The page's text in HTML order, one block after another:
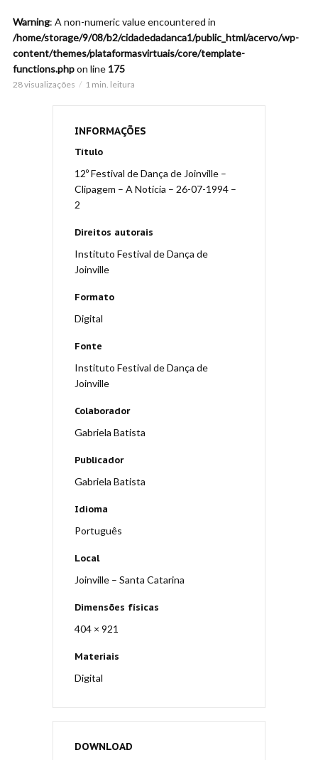
Warning: A non-numeric value encountered in
/home/storage/9/08/b2/cidadedadanca1/public_html/acervo/wp-
content/themes/plataformasvirtuais/core/template-
functions.phpon line 175
28 visualizações 1 min. leitura
INFORMAÇÕES
Título
12º Festival de Dança de Joinville –
Clipagem – A Notícia – 26-07-1994 –
2
Direitos autorais
Instituto Festival de Dança de
Joinville
Formato
Digital
Fonte
Instituto Festival de Dança de
Joinville
Colaborador
Gabriela Batista
Publicador
Gabriela Batista
Idioma
Português
Local
Joinville – Santa Catarina
Dimensões físicas
404 × 921
Materiais
Digital
DOWNLOAD